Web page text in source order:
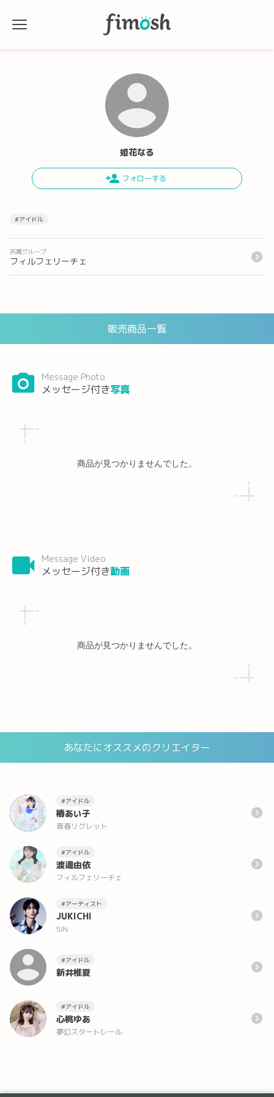
姫花なる
#アイドル
所属グループ
フィルフェリーチェ
販売商品一覧
Message Photo
メッセージ付き写真
商品が見つかりませんでした。
Message Video
メッセージ付き動画
商品が見つかりませんでした。
あなたにオススメのクリエイター
#アイドル
椿あい子
⻘春リグレット
#アイドル
渡邊由依
フィルフェリーチェ
#アーティスト
JUKICHI
5IN
#アイドル
新井椎夏
#アイドル
心桃ゆあ
夢幻スタートレール